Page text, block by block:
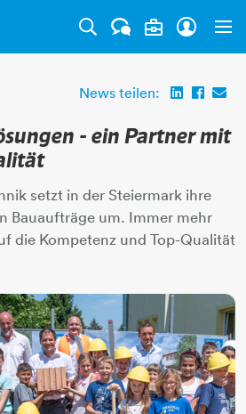
News teilen:
- ein Partner mit
setzt in der Steiermark ihre
Bauaufträge um. Immer mehr
die Kompetenz und Top-Qualität